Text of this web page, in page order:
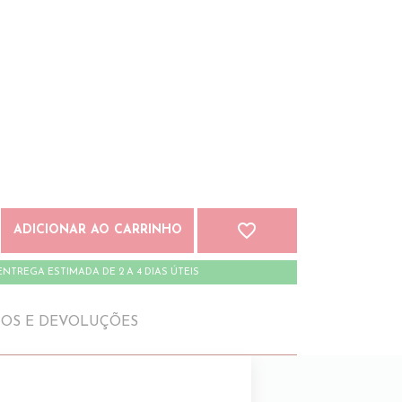
ADICIONAR AO CARRINHO favorite_border
ESTIMADA DE 2 A 4 DIAS ÚTEIS
E DEVOLUÇÕES